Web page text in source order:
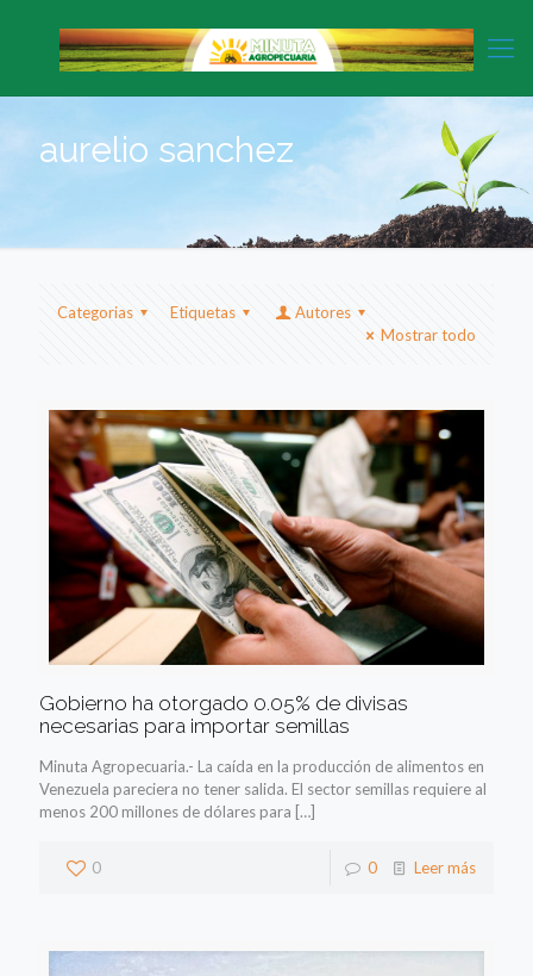
aurelio sanchez
Categorias Etiquetas
Autores
Mostrar todo
Gobierno ha otorgado 0.05% de divisas
necesarias para importar semillas
Minuta Agropecuaria.- La caída en la producción de alimentos en
Venezuela pareciera no tener salida. El sector semillas requiere al
menos 200 millones de dólares para […]
0 0 Leer más